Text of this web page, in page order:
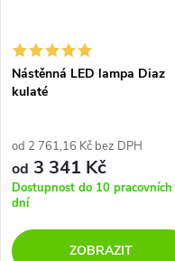
Nástěnná LED lampa Diaz
kulaté
od 2 761,16 Kč bez DPH
od 3 341 Kč
Dostupnost do 10 pracovních
dní
ZOBRAZIT